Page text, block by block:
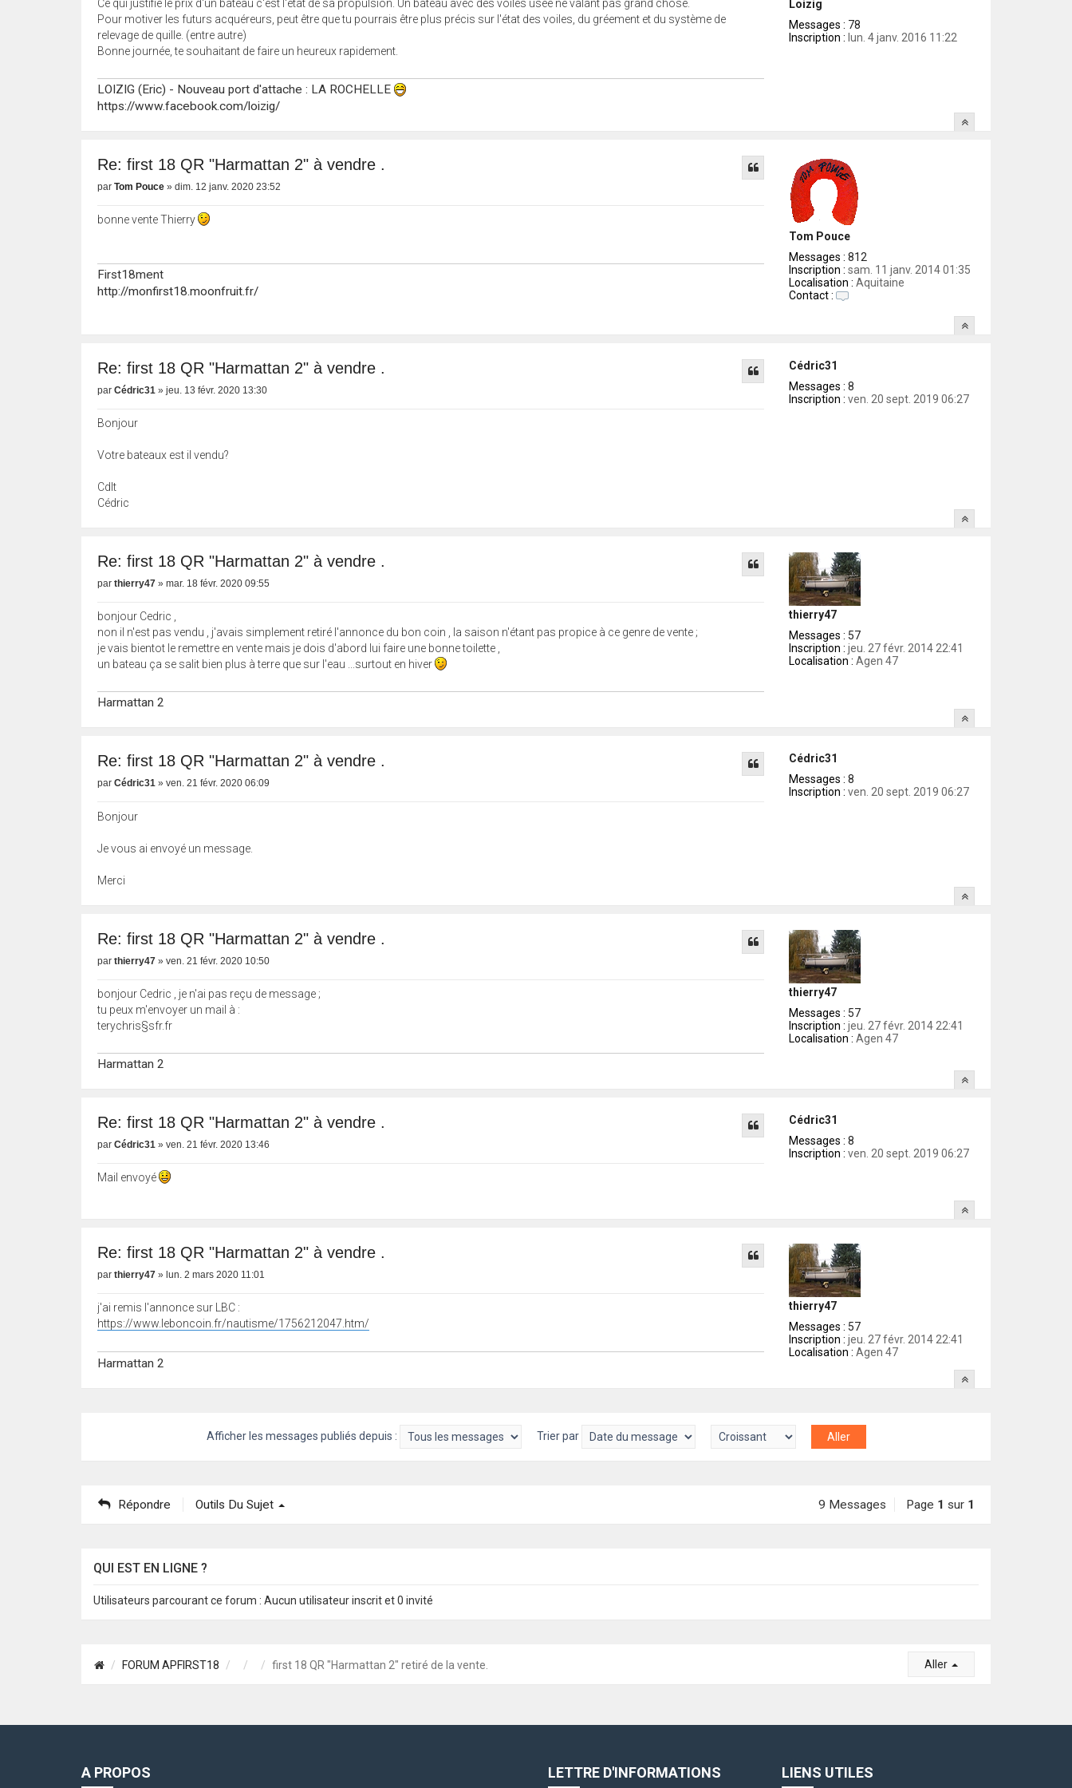
Loizig
Messages : 78
Inscription : lun. 4 janv. 2016 11:22
Ce qui justifie le prix d'un bateau c'est l'état de sa propulsion. Un bateau avec des voiles usée ne valant pas grand chose.
Pour motiver les futurs acquéreurs, peut être que tu pourrais être plus précis sur l'état des voiles, du gréement et du système de
relevage de quille. (entre autre)
Bonne journée, te souhaitant de faire un heureux rapidement.
LOIZIG (Eric) - Nouveau port d'attache : LA ROCHELLE
https://www.facebook.com/loizig/
Tom Pouce
Messages : 812
Inscription : sam. 11 janv. 2014 01:35
Localisation : Aquitaine
Contact :
t
e
Re: first 18 QR "Harmattan 2" à vendre .
par Tom Pouce » dim. 12 janv. 2020 23:52
bonne vente Thierry
First18ment
http://monfirst18.moonfruit.fr/
Cédric31
Messages : 8
Inscription : ven. 20 sept. 2019 06:27
Re: first 18 QR "Harmattan 2" à vendre .
par Cédric31 » jeu. 13 févr. 2020 13:30
Bonjour
Votre bateaux est il vendu?
Cdlt
Cédric
thierry47
Messages : 57
Inscription : jeu. 27 févr. 2014 22:41
Localisation : Agen 47
Re: first 18 QR "Harmattan 2" à vendre .
par thierry47 » mar. 18 févr. 2020 09:55
bonjour Cedric ,
non il n'est pas vendu , j'avais simplement retiré l'annonce du bon coin , la saison n'étant pas propice à ce genre de vente ;
je vais bientot le remettre en vente mais je dois d'abord lui faire une bonne toilette ,
un bateau ça se salit bien plus à terre que sur l'eau ...surtout en hiver
Harmattan 2
Cédric31
Messages : 8
Inscription : ven. 20 sept. 2019 06:27
Re: first 18 QR "Harmattan 2" à vendre .
par Cédric31 » ven. 21 févr. 2020 06:09
Bonjour
Je vous ai envoyé un message.
Merci
thierry47
Messages : 57
Inscription : jeu. 27 févr. 2014 22:41
Localisation : Agen 47
Re: first 18 QR "Harmattan 2" à vendre .
par thierry47 » ven. 21 févr. 2020 10:50
bonjour Cedric , je n'ai pas reçu de message ;
tu peux m'envoyer un mail à :
terychris§sfr.fr
Harmattan 2
Cédric31
Messages : 8
Inscription : ven. 20 sept. 2019 06:27
Re: first 18 QR "Harmattan 2" à vendre .
par Cédric31 » ven. 21 févr. 2020 13:46
Mail envoyé
thierry47
Messages : 57
Inscription : jeu. 27 févr. 2014 22:41
Localisation : Agen 47
Re: first 18 QR "Harmattan 2" à vendre .
par thierry47 » lun. 2 mars 2020 11:01
j'ai remis l'annonce sur LBC :
https://www.leboncoin.fr/nautisme/1756212047.htm/
Harmattan 2
Afficher les messages publiés depuis : Trier par
Répondre Outils Du Sujet 9 Messages Page 1 sur 1
QUI EST EN LIGNE ?
Utilisateurs parcourant ce forum : Aucun utilisateur inscrit et 0 invité
FORUM APFIRST18 first 18 QR "Harmattan 2" retiré de la vente. Aller
A PROPOS LETTRE D'INFORMATIONS LIENS UTILES